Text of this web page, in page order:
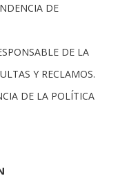
DE
DE LA
Y RECLAMOS.
DE LA POLÍTICA